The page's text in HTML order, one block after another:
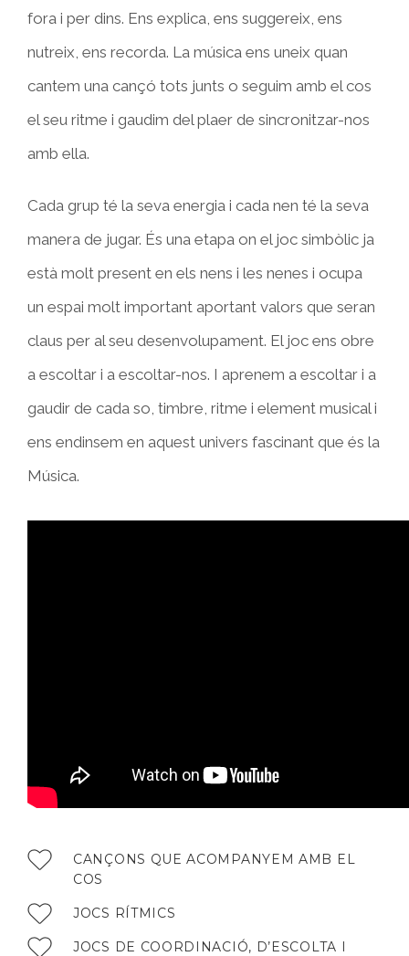
fora i per dins. Ens explica, ens suggereix, ens
nutreix, ens recorda. La música ens uneix quan
cantem una cançó tots junts o seguim amb el cos
el seu ritme i gaudim del plaer de sincronitzar-nos
amb ella.
Cada grup té la seva energia i cada nen té la seva
manera de jugar. És una etapa on el joc simbòlic ja
està molt present en els nens i les nenes i ocupa
un espai molt important aportant valors que seran
claus per al seu desenvolupament. El joc ens obre
a escoltar i a escoltar-nos. I aprenem a escoltar i a
gaudir de cada so, timbre, ritme i element musical i
ens endinsem en aquest univers fascinant que és la
Música.
CANÇONS QUE ACOMPANYEM AMB EL
COS
JOCS RÍTMICS
JOCS DE COORDINACIÓ, D’ESCOLTA I